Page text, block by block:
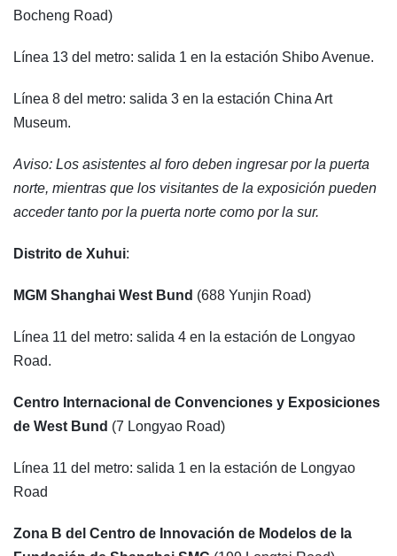
Bocheng Road)
Línea 13 del metro: salida 1 en la estación Shibo Avenue.
Línea 8 del metro: salida 3 en la estación China Art
Museum.
Aviso: Los asistentes al foro deben ingresar por la puerta
norte, mientras que los visitantes de la exposición pueden
acceder tanto por la puerta norte como por la sur.
Distrito de Xuhui:
MGM Shanghai West Bund (688 Yunjin Road)
Línea 11 del metro: salida 4 en la estación de Longyao
Road.
Centro Internacional de Convenciones y Exposiciones
de West Bund (7 Longyao Road)
Línea 11 del metro: salida 1 en la estación de Longyao
Road
Zona B del Centro de Innovación de Modelos de la